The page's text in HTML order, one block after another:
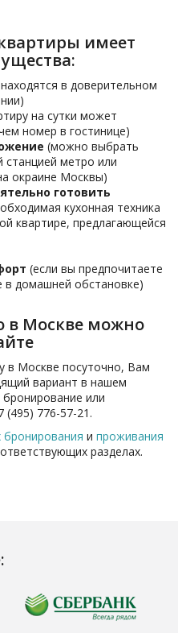
имеет
в доверительном
на сутки может
номер в гостинице)
(можно выбрать
станцией метро или
окраине Москвы)
готовить
кухонная техника
квартире, предлагающейся
(если вы предпочитаете
в домашней обстановке)
в Москве можно
в Москве посуточно, Вам
вариант в нашем
бронирование или
776-57-21.
бронирования и проживания
разделах.